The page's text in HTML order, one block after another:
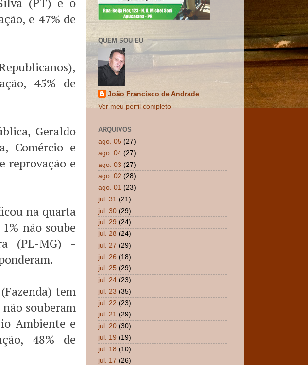
e 47% de
45% de
Geraldo
Comércio e
reprovação e
na quarta
não soube
(PL-MG) -
tem
souberam
Ambiente e
48% de
QUEM SOU EU
João Francisco de Andrade
Ver meu perfil completo
ARQUIVOS
ago. 05 (27)
ago. 04 (27)
ago. 03 (27)
ago. 02 (28)
ago. 01 (23)
jul. 31 (21)
jul. 30 (29)
jul. 29 (24)
jul. 28 (24)
jul. 27 (29)
jul. 26 (18)
jul. 25 (29)
jul. 24 (23)
jul. 23 (35)
jul. 22 (23)
jul. 21 (29)
jul. 20 (30)
jul. 19 (19)
jul. 18 (10)
jul. 17 (26)